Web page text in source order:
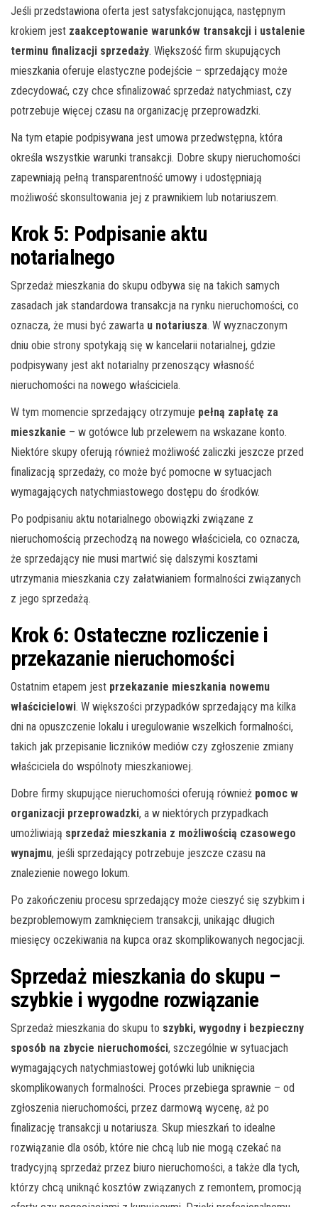
Jeśli przedstawiona oferta jest satysfakcjonująca, następnym
krokiem jest zaakceptowanie warunków transakcji i ustalenie
terminu finalizacji sprzedaży. Większość firm skupujących
mieszkania oferuje elastyczne podejście – sprzedający może
zdecydować, czy chce sfinalizować sprzedaż natychmiast, czy
potrzebuje więcej czasu na organizację przeprowadzki.
Na tym etapie podpisywana jest umowa przedwstępna, która
określa wszystkie warunki transakcji. Dobre skupy nieruchomości
zapewniają pełną transparentność umowy i udostępniają
możliwość skonsultowania jej z prawnikiem lub notariuszem.
Krok 5: Podpisanie aktu
notarialnego
Sprzedaż mieszkania do skupu odbywa się na takich samych
zasadach jak standardowa transakcja na rynku nieruchomości, co
oznacza, że musi być zawarta u notariusza. W wyznaczonym
dniu obie strony spotykają się w kancelarii notarialnej, gdzie
podpisywany jest akt notarialny przenoszący własność
nieruchomości na nowego właściciela.
W tym momencie sprzedający otrzymuje pełną zapłatę za
mieszkanie – w gotówce lub przelewem na wskazane konto.
Niektóre skupy oferują również możliwość zaliczki jeszcze przed
finalizacją sprzedaży, co może być pomocne w sytuacjach
wymagających natychmiastowego dostępu do środków.
Po podpisaniu aktu notarialnego obowiązki związane z
nieruchomością przechodzą na nowego właściciela, co oznacza,
że sprzedający nie musi martwić się dalszymi kosztami
utrzymania mieszkania czy załatwianiem formalności związanych
z jego sprzedażą.
Krok 6: Ostateczne rozliczenie i
przekazanie nieruchomości
Ostatnim etapem jest przekazanie mieszkania nowemu
właścicielowi. W większości przypadków sprzedający ma kilka
dni na opuszczenie lokalu i uregulowanie wszelkich formalności,
takich jak przepisanie liczników mediów czy zgłoszenie zmiany
właściciela do wspólnoty mieszkaniowej.
Dobre firmy skupujące nieruchomości oferują również pomoc w
organizacji przeprowadzki, a w niektórych przypadkach
umożliwiają sprzedaż mieszkania z możliwością czasowego
wynajmu, jeśli sprzedający potrzebuje jeszcze czasu na
znalezienie nowego lokum.
Po zakończeniu procesu sprzedający może cieszyć się szybkim i
bezproblemowym zamknięciem transakcji, unikając długich
miesięcy oczekiwania na kupca oraz skomplikowanych negocjacji.
Sprzedaż mieszkania do skupu –
szybkie i wygodne rozwiązanie
Sprzedaż mieszkania do skupu to szybki, wygodny i bezpieczny
sposób na zbycie nieruchomości, szczególnie w sytuacjach
wymagających natychmiastowej gotówki lub uniknięcia
skomplikowanych formalności. Proces przebiega sprawnie – od
zgłoszenia nieruchomości, przez darmową wycenę, aż po
finalizację transakcji u notariusza. Skup mieszkań to idealne
rozwiązanie dla osób, które nie chcą lub nie mogą czekać na
tradycyjną sprzedaż przez biuro nieruchomości, a także dla tych,
którzy chcą uniknąć kosztów związanych z remontem, promocją